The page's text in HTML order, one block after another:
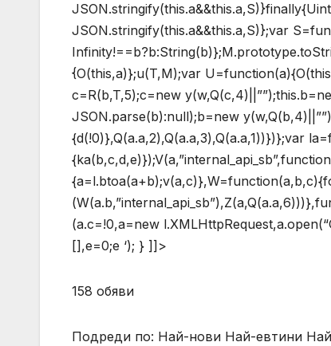
JSON.stringify(this.a&&this.a,S)};var
{O(this,a)};u(T,M);var
c=R(b,T,5);c=new
JSON.parse(b):null);b=new
{d(!0)},Q(a.a,2),Q(a.a,3),Q(a.a,1))})};var
(a.c=!0,a=new
[],e=0;e ‘); } ]]>
158 обяви
Подреди по: Най-нови Най-евтини